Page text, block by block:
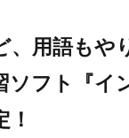
用語もや
フト『イ